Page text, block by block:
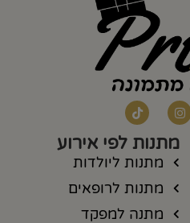
מתנות לפי אירוע
מתנות ליולדות
מתנות לרופאים
מתנה למפקד